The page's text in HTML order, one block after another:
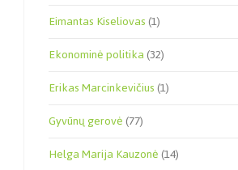
Eimantas Kiseliovas(1)
Ekonominė politika(32)
Erikas Marcinkevičius(1)
Gyvūnų gerovė(77)
Helga Marija Kauzonė(14)